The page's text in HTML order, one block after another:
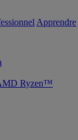
Apprendre
Ryzen™